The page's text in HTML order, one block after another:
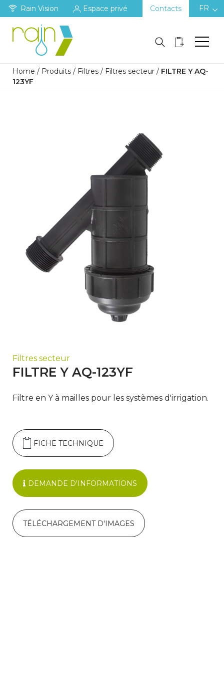
Rain Vision Espace privé Contacts FR
Home / Produits / Filtres / Filtres secteur / FILTRE Y AQ-
123YF
Filtres secteur
FILTRE Y AQ-123YF
Filtre en Y à mailles pour les systèmes d'irrigation.
FICHE TECHNIQUE
DEMANDE D'INFORMATIONS
TÉLÉCHARGEMENT D'IMAGES